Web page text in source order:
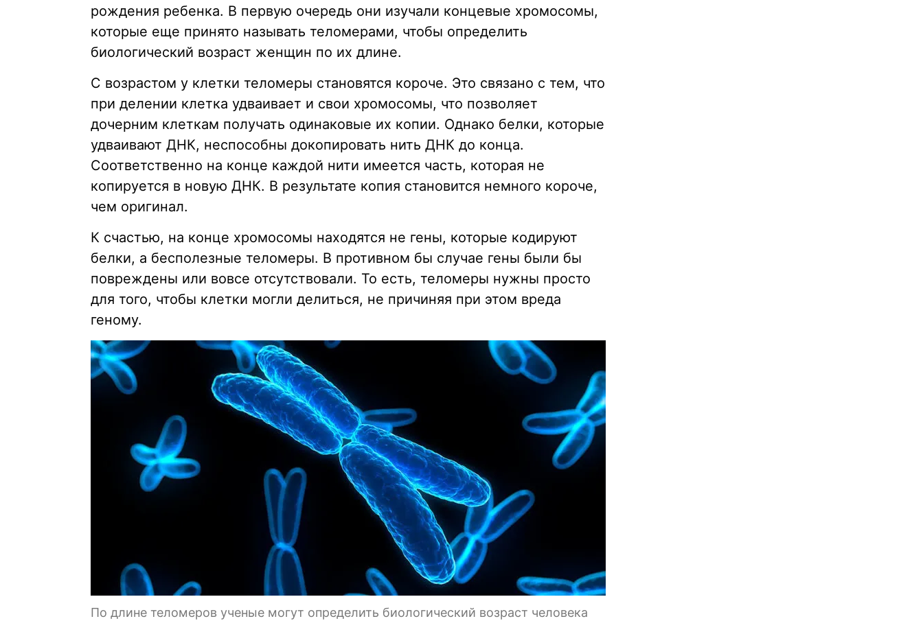
рождения ребенка. В первую очередь они изучали концевые хромосомы,
которые еще принято называть теломерами, чтобы определить
биологический возраст женщин по их длине.
С возрастом у клетки теломеры становятся короче. Это связано с тем, что
при делении клетка удваивает и свои хромосомы, что позволяет
дочерним клеткам получать одинаковые их копии. Однако белки, которые
удваивают ДНК, неспособны докопировать нить ДНК до конца.
Соответственно на конце каждой нити имеется часть, которая не
копируется в новую ДНК. В результате копия становится немного короче,
чем оригинал.
К счастью, на конце хромосомы находятся не гены, которые кодируют
белки, а бесполезные теломеры. В противном бы случае гены были бы
повреждены или вовсе отсутствовали. То есть, теломеры нужны просто
для того, чтобы клетки могли делиться, не причиняя при этом вреда
геному.
По длине теломеров ученые могут определить биологический возраст человека